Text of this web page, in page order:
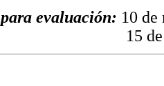
evaluación: 10
15